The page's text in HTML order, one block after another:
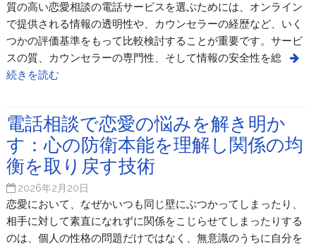
質の高い恋愛相談の電話サービスを選ぶためには、オンライン
で提供される情報の透明性や、カウンセラーの経歴など、いく
つかの評価基準をもって比較検討することが重要です。サービ
スの質、カウンセラーの専門性、そして情報の安全性を総
続きを読む
電話相談で恋愛の悩みを解き明か
す：心の防衛本能を理解し関係の均
衡を取り戻す技術
2026年2月20日
恋愛において、なぜかいつも同じ壁にぶつかってしまったり、
相手に対して素直になれずに関係をこじらせてしまったりする
のは、個人の性格の問題だけではなく、無意識のうちに自分を